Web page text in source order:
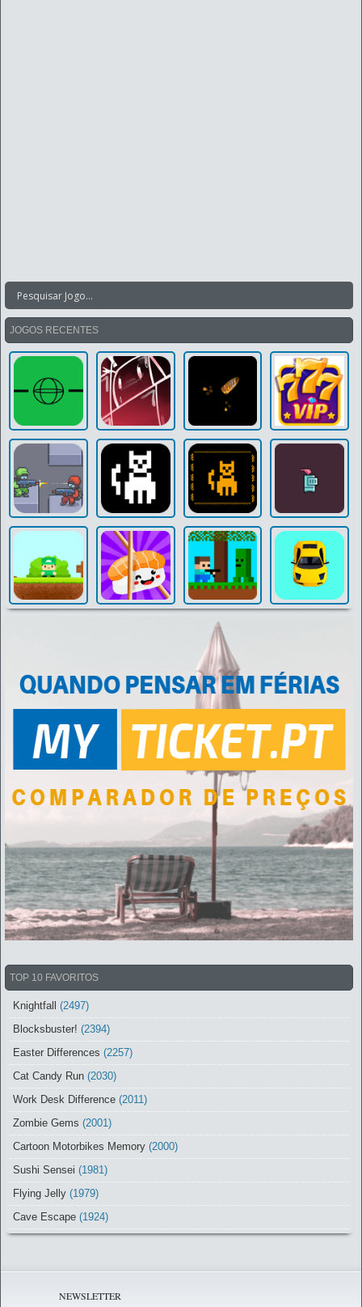
JOGOS RECENTES
TOP 10 FAVORITOS
Knightfall (2497)
Blocksbuster! (2394)
Easter Differences (2257)
Cat Candy Run (2030)
Work Desk Difference (2011)
Zombie Gems (2001)
Cartoon Motorbikes Memory (2000)
Sushi Sensei (1981)
Flying Jelly (1979)
Cave Escape (1924)
NEWSLETTER